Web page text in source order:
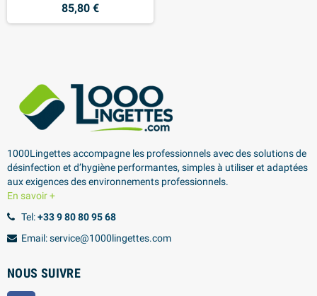
85,80 €
1000Lingettes accompagne les professionnels avec des solutions de
désinfection et d’hygiène performantes, simples à utiliser et adaptées
aux exigences des environnements professionnels.
En savoir +
Tel:+33 9 80 80 95 68
Email: service@1000lingettes.com
NOUS SUIVRE